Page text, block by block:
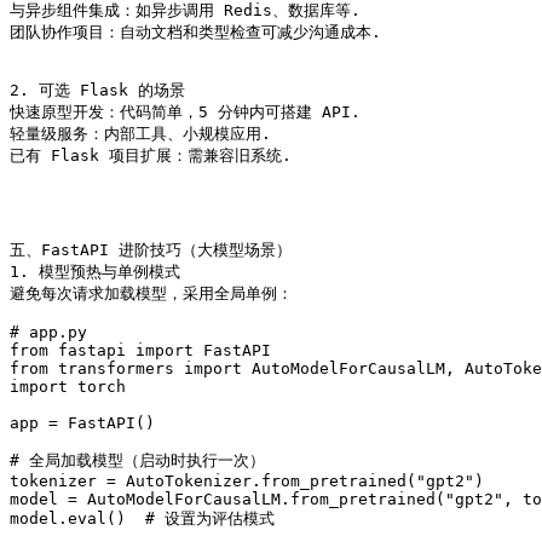
与异步组件集成：如异步调用 Redis、数据库等.
团队协作项目：自动文档和类型检查可减少沟通成本.
2. 可选 Flask 的场景
快速原型开发：代码简单，5 分钟内可搭建 API.
轻量级服务：内部工具、小规模应用.
已有 Flask 项目扩展：需兼容旧系统.
五、FastAPI 进阶技巧（大模型场景）
1. 模型预热与单例模式
避免每次请求加载模型，采用全局单例：
# app.py
from fastapi import FastAPI
from transformers import AutoModelForCausalLM,
import torch
app = FastAPI()
# 全局加载模型（启动时执行一次）
tokenizer = AutoTokenizer.from_pretrained("gpt2")
model = AutoModelForCausalLM.from_pretrained("gpt2",
model.eval()  # 设置为评估模式